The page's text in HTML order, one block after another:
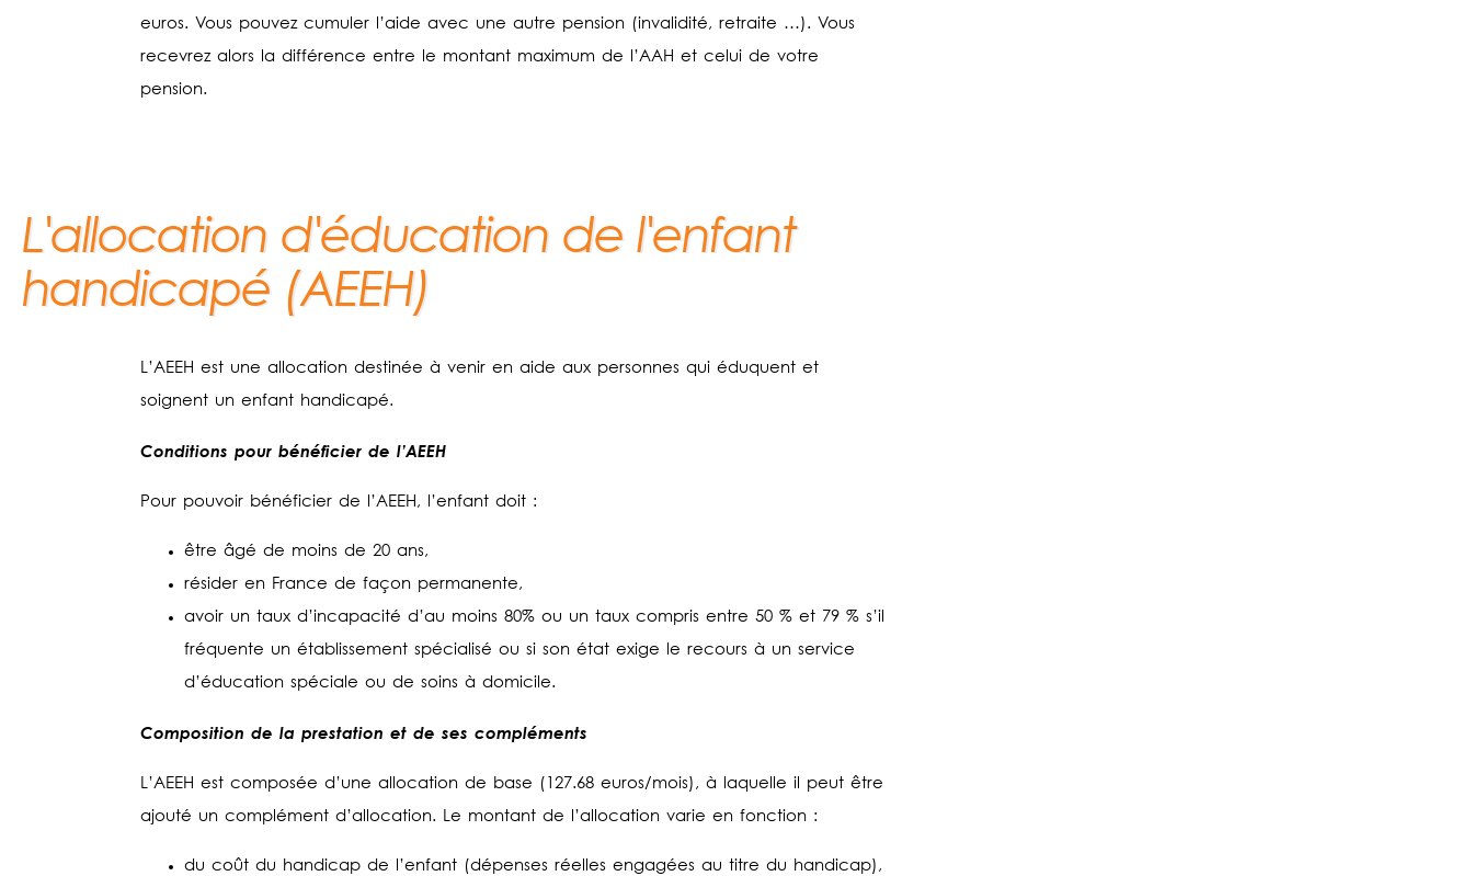
euros. Vous pouvez cumuler l’aide avec une autre pension (invalidité, retraite …). Vous
recevrez alors la différence entre le montant maximum de l’AAH et celui de votre
pension.
L'allocation d'éducation de l'enfant
handicapé (AEEH)
L’AEEH est une allocation destinée à venir en aide aux personnes qui éduquent et
soignent un enfant handicapé.
Conditions pour bénéficier de l’AEEH
Pour pouvoir bénéficier de l’AEEH, l’enfant doit :
être âgé de moins de 20 ans,
résider en France de façon permanente,
avoir un taux d’incapacité d’au moins 80% ou un taux compris entre 50 % et 79 % s’il
fréquente un établissement spécialisé ou si son état exige le recours à un service
d’éducation spéciale ou de soins à domicile.
Composition de la prestation et de ses compléments
L’AEEH est composée d’une allocation de base (127.68 euros/mois), à laquelle il peut être
ajouté un complément d’allocation. Le montant de l’allocation varie en fonction :
du coût du handicap de l’enfant (dépenses réelles engagées au titre du handicap),